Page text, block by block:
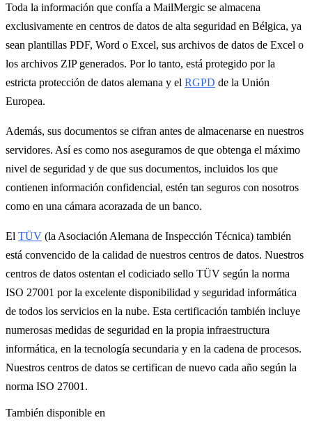
Toda la información que confía a MailMergic se almacena
exclusivamente en centros de datos de alta seguridad en Bélgica, ya
sean plantillas PDF, Word o Excel, sus archivos de datos de Excel o
los archivos ZIP generados. Por lo tanto, está protegido por la
estricta protección de datos alemana y el RGPD de la Unión
Europea.
Además, sus documentos se cifran antes de almacenarse en nuestros
servidores. Así es como nos aseguramos de que obtenga el máximo
nivel de seguridad y de que sus documentos, incluidos los que
contienen información confidencial, estén tan seguros con nosotros
como en una cámara acorazada de un banco.
El TÜV (la Asociación Alemana de Inspección Técnica) también
está convencido de la calidad de nuestros centros de datos. Nuestros
centros de datos ostentan el codiciado sello TÜV según la norma
ISO 27001 por la excelente disponibilidad y seguridad informática
de todos los servicios en la nube. Esta certificación también incluye
numerosas medidas de seguridad en la propia infraestructura
informática, en la tecnología secundaria y en la cadena de procesos.
Nuestros centros de datos se certifican de nuevo cada año según la
norma ISO 27001.
También disponible en